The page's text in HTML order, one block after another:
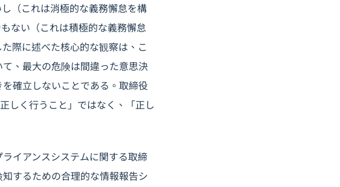
（これは消極的な義務懈怠を構
ない（これは積極的な義務懈怠
際に述べた核心的な観察は、こ
、最大の危険は間違った意思決
確立しないことである。取締役
しく行うこと」ではなく、「正し
イアンスシステムに関する取締
するための合理的な情報報告シ